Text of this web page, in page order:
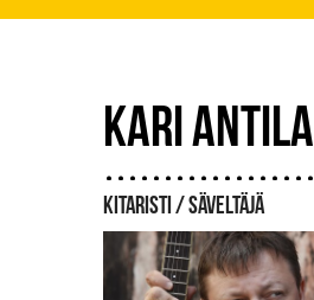
KARI ANTILA
KITARISTI / SÄVELTÄJÄ